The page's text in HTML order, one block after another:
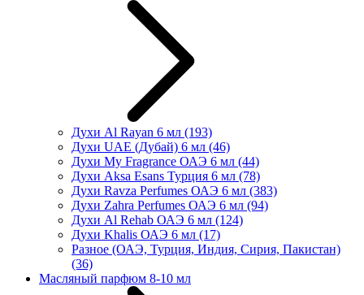
Духи Al Rayan 6 мл (193)
Духи UAE (Дубай) 6 мл (46)
Духи My Fragrance ОАЭ 6 мл (44)
Духи Aksa Esans Турция 6 мл (78)
Духи Ravza Perfumes ОАЭ 6 мл (383)
Духи Zahra Perfumes ОАЭ 6 мл (94)
Духи Al Rehab ОАЭ 6 мл (124)
Духи Khalis ОАЭ 6 мл (17)
Разное (ОАЭ, Турция, Индия, Сирия, Пакистан)
(36)
Масляный парфюм 8-10 мл